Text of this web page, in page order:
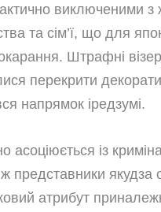
виключеними з
та сім’ї, що для
Штрафні
перекрити
напрямок іредзумі.
асоціюється із
представники якудза
атрибут